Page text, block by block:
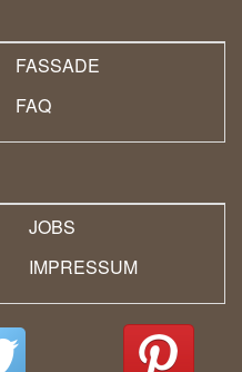
FASSADE
FAQ
JOBS
IMPRESSUM